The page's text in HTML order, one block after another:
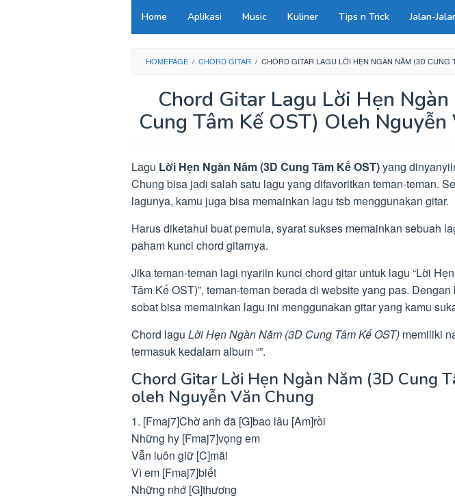
Home Aplikasi Music Kuliner Tips n Trick Jalan-
HOMEPAGE / CHORD GITAR / CHORD GITAR LAGU LỜI HẸN NGÀN NĂM (3D CUNG
Chord Gitar Lagu Lời Hẹn Ngàn
Cung Tâm Kế OST) Oleh Nguyễn
Lagu Lời Hẹn Ngàn Năm (3D Cung Tâm Kế OST)yang
Chung bisa jadi salah satu lagu yang difavoritkan teman-teman.
lagunya, kamu juga bisa memainkan lagu tsb menggunakan gitar.
Harus diketahui buat pemula, syarat sukses memainkan sebuah
paham kunci chord gitarnya.
Jika teman-teman lagi nyariin kunci chord gitar untuk lagu “Lời
Tâm Kế OST)”, teman-teman berada di website yang pas.
sobat bisa memainkan lagu ini menggunakan gitar yang kamu
Chord lagu Lời Hẹn Ngàn Năm (3D Cung Tâm Kế OST) memiliki
termasuk kedalam album “”.
Chord Gitar Lời Hẹn Ngàn Năm (3D Cung
oleh Nguyễn Văn Chung
1. [Fmaj7]Chờ anh đã [G]bao lâu [Am]rồi
Những hy [Fmaj7]vọng em
Vẫn luôn giữ [C]mãi
Vì em [Fmaj7]biết
Những nhớ [G]thương